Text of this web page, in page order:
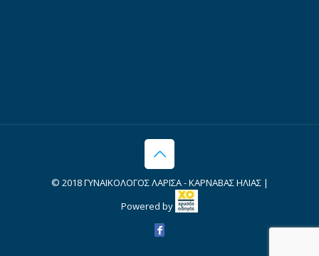
© 2018 ΓΥΝΑΙΚΟΛΟΓΟΣ ΛΑΡΙΣΑ - ΚΑΡΝΑΒΑΣ ΗΛΙΑΣ |
Powered by